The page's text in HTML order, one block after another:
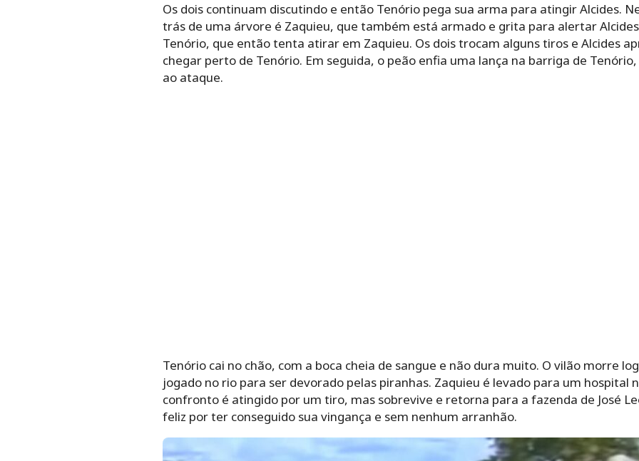
Os dois continuam discutindo e então Tenório pega sua arma para atingir Alcides.
trás de uma árvore é Zaquieu, que também está armado e grita para alertar
Tenório, que então tenta atirar em Zaquieu. Os dois trocam alguns tiros e Alcides
chegar perto de Tenório. Em seguida, o peão enfia uma lança na barriga de
ao ataque.
Tenório cai no chão, com a boca cheia de sangue e não dura muito. O vilão morre
jogado no rio para ser devorado pelas piranhas. Zaquieu é levado para um hospital
confronto é atingido por um tiro, mas sobrevive e retorna para a fazenda de José
feliz por ter conseguido sua vingança e sem nenhum arranhão.